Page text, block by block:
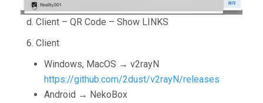
d. Client – QR Code – Show LINKS
6. Client
Windows, MacOS → v2rayN
https://github.com/2dust/v2rayN/releases
Android → NekoBox